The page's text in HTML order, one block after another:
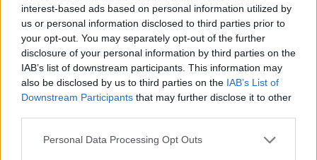
interest-based ads based on personal information utilized by
us or personal information disclosed to third parties prior to
your opt-out. You may separately opt-out of the further
disclosure of your personal information by third parties on the
IAB’s list of downstream participants. This information may
also be disclosed by us to third parties on the IAB’s List of
Downstream Participants that may further disclose it to other
Personal Data Processing Opt Outs
Balenie: 1 ks
Min. 1 ks
Skladom
Nádoba plastová 120 l - žltá